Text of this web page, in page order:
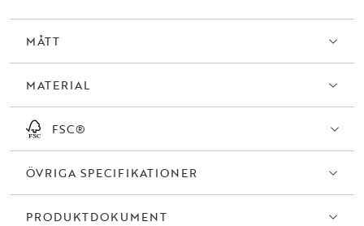
träets ådring skiljer sig mellan tilläggskivor och bord.
MÅTT
MATERIAL
FSC®
ÖVRIGA SPECIFIKATIONER
PRODUKTDOKUMENT